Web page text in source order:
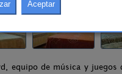
equipo de música y juegos